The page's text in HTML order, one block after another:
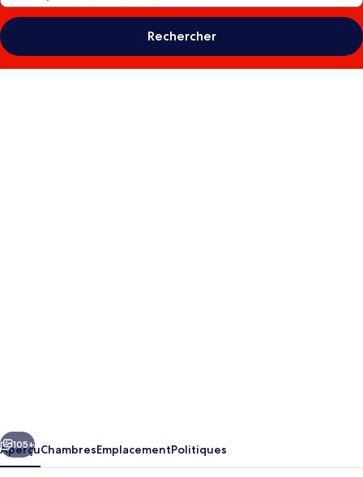
Rechercher
Suivant
105+
AperçuChambresEmplacementPolitiques